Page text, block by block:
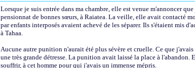
Lorsque je suis entrée dans ma chambre, elle est venue m'annoncer
pensionnat de bonnes sœurs, à Raiatea. La veille, elle avait contacté
par enfants interposés avaient achevé de les séparer. Ils s'étaient mis
à Tahaa.
Aucune autre punition n'aurait été plus sévère et cruelle. Ce que
une très grande détresse. La punition avait laissé la place à
souffrir, à cet homme pour qui j'avais un immense mépris.